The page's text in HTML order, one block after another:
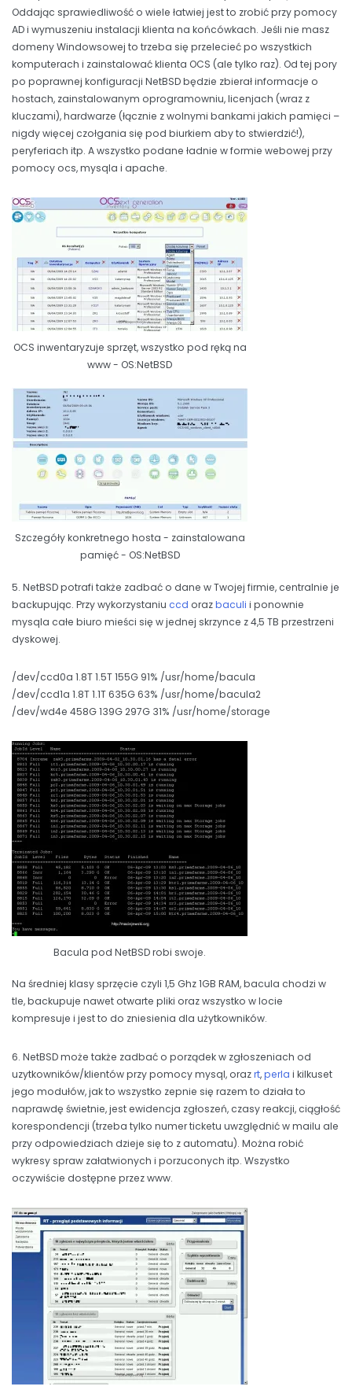
Oddając sprawiedliwość o wiele łatwiej jest to zrobić przy pomocy
AD i wymuszeniu instalacji klienta na końcówkach. Jeśli nie masz
domeny Windowsowej to trzeba się przelecieć po wszystkich
komputerach i zainstalować klienta OCS (ale tylko raz). Od tej pory
po poprawnej konfiguracji NetBSD będzie zbierał informacje o
hostach, zainstalowanym oprogramowniu, licenjach (wraz z
kluczami), hardwarze (łącznie z wolnymi bankami jakich pamięci –
nigdy więcej czołgania się pod biurkiem aby to stwierdzić!),
peryferiach itp. A wszystko podane ładnie w formie webowej przy
pomocy ocs, mysqla i apache.
OCS inwentaryzuje sprzęt, wszystko pod ręką na
www - OS:NetBSD
Szczegóły konkretnego hosta - zainstalowana
pamięć - OS:NetBSD
5. NetBSD potrafi także zadbać o dane w Twojej firmie, centralnie je
backupując. Przy wykorzystaniu ccd orazbaculi i ponownie
mysqla całe biuro mieści się w jednej skrzynce z 4,5 TB przestrzeni
dyskowej.
/dev/ccd0a 1.8T 1.5T 155G 91% /usr/home/bacula
/dev/ccd1a 1.8T 1.1T 635G 63% /usr/home/bacula2
/dev/wd4e 458G 139G 297G 31% /usr/home/storage
Bacula pod NetBSD robi swoje.
Na średniej klasy sprzęcie czyli 1,5 Ghz 1GB RAM, bacula chodzi w
tle, backupuje nawet otwarte pliki oraz wszystko w locie
kompresuje i jest to do zniesienia dla użytkowników.
6. NetBSD może także zadbać o porządek w zgłoszeniach od
uzytkowników/klientów przy pomocy mysql, orazrt,perla i kilkuset
jego modułów, jak to wszystko zepnie się razem to działa to
naprawdę świetnie, jest ewidencja zgłoszeń, czasy reakcji, ciągłość
korespondencji (trzeba tylko numer ticketu uwzględnić w mailu ale
przy odpowiedziach dzieje się to z automatu). Można robić
wykresy spraw załatwionych i porzuconych itp. Wszystko
oczywiście dostępne przez www.